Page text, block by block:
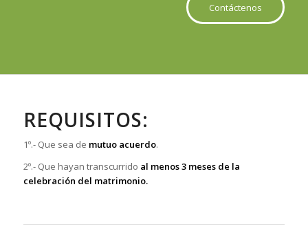
Contáctenos
REQUISITOS:
1º.- Que sea de mutuo acuerdo.
2º.- Que hayan transcurrido al menos 3 meses de la
celebración del matrimonio.